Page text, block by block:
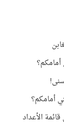
أمامكم؟
في قائمة الأعداد